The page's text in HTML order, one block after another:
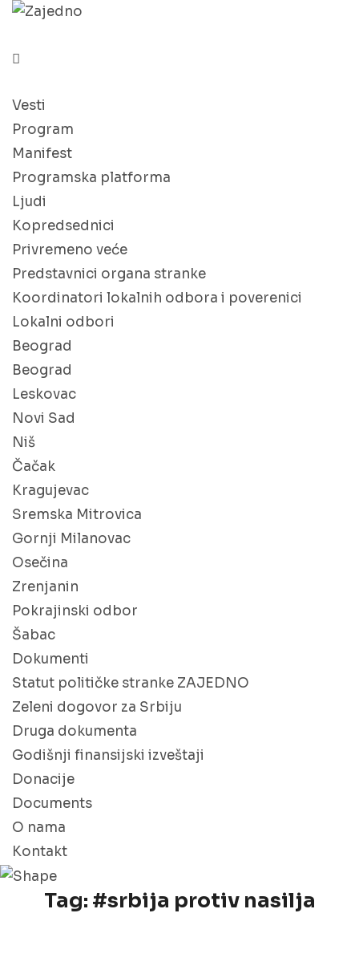
Vesti
Program
Manifest
Programska platforma
Ljudi
Kopredsednici
Privremeno veće
Predstavnici organa stranke
Koordinatori lokalnih odbora i poverenici
Lokalni odbori
Beograd
Beograd
Leskovac
Novi Sad
Niš
Čačak
Kragujevac
Sremska Mitrovica
Gornji Milanovac
Osečina
Zrenjanin
Pokrajinski odbor
Šabac
Dokumenti
Statut političke stranke ZAJEDNO
Zeleni dogovor za Srbiju
Druga dokumenta
Godišnji finansijski izveštaji
Donacije
Documents
O nama
Kontakt
Tag: #srbija protiv nasilja